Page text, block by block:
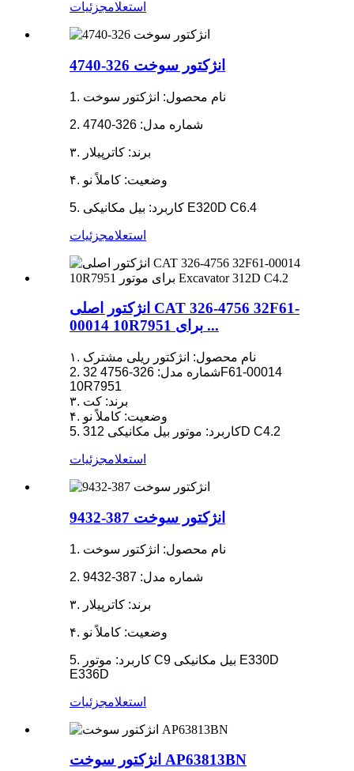
استعلامجزئیات
انژکتور سوخت 326-4740
1. نام محصول: انژکتور سوخت
2. شماره مدل: 326-4740
۳. برند: کاترپیلار
۴. وضعیت: کاملاً نو
5. کاربرد: بیل مکانیکی E320D C6.4
استعلامجزئیات
انژکتور اصلی CAT 326-4756 32F61-
00014 10R7951 برای ...
۱. نام محصول: انژکتور ریلی مشترک
2. شماره مدل: 326-4756 32F61-00014
10R7951
۳. برند: کت
۴. وضعیت: کاملاً نو
5. کاربرد: موتور بیل مکانیکی 312D C4.2
استعلامجزئیات
انژکتور سوخت 387-9432
1. نام محصول: انژکتور سوخت
2. شماره مدل: 387-9432
۳. برند: کاترپیلار
۴. وضعیت: کاملاً نو
5. کاربرد: موتور C9 بیل مکانیکی E330D
E336D
استعلامجزئیات
انژکتور سوخت AP63813BN